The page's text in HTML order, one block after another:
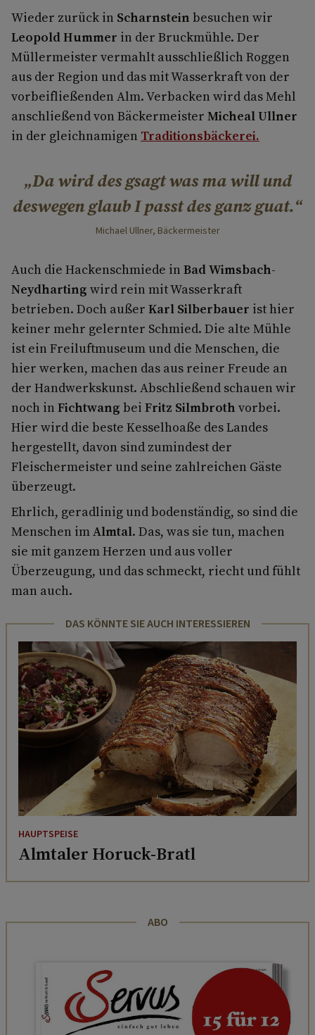
Wieder zurück in Scharnstein besuchen wir
Leopold Hummer in der Bruckmühle. Der
Müllermeister vermahlt ausschließlich Roggen
aus der Region und das mit Wasserkraft von der
vorbeifließenden Alm. Verbacken wird das Mehl
anschließend von Bäckermeister Micheal Ullner
in der gleichnamigen Traditionsbäckerei.
Da wird des gsagt was ma will und
deswegen glaub I passt des ganz guat.
Michael Ullner, Bäckermeister
Auch die Hackenschmiede in Bad Wimsbach-
Neydharting wird rein mit Wasserkraft
betrieben. Doch außer Karl Silberbauer ist hier
keiner mehr gelernter Schmied. Die alte Mühle
ist ein Freiluftmuseum und die Menschen, die
hier werken, machen das aus reiner Freude an
der Handwerkskunst. Abschließend schauen wir
noch in Fichtwang bei Fritz Silmbroth vorbei.
Hier wird die beste Kesselhoaße des Landes
hergestellt, davon sind zumindest der
Fleischermeister und seine zahlreichen Gäste
überzeugt.
Ehrlich, geradlinig und bodenständig, so sind die
Menschen imAlmtal. Das, was sie tun, machen
sie mit ganzem Herzen und aus voller
Überzeugung, und das schmeckt, riecht und fühlt
man auch.
DAS KÖNNTE SIE AUCH INTERESSIEREN
HAUPTSPEISE
Almtaler Horuck-Bratl
ABO